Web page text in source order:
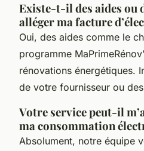
Existe-t-il des aides ou
alléger ma facture
Oui, des aides comme le
programme
rénovations énergétiques.
de votre fournisseur ou
Votre service peut-il
ma consommation
Absolument, notre équipe